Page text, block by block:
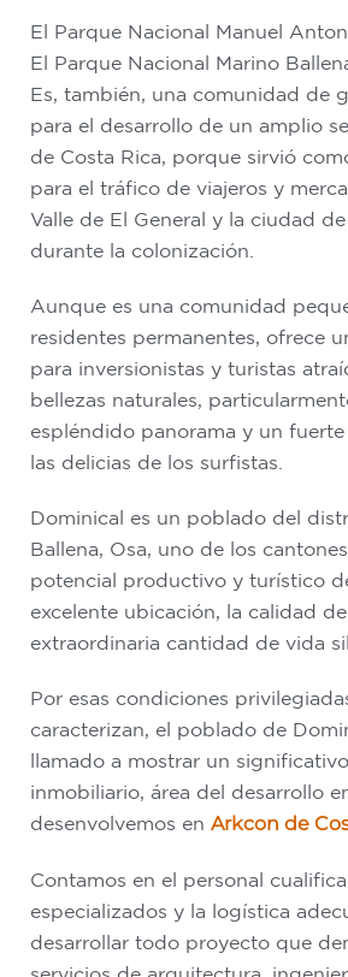
El Parque Nacional Manuel
El Parque Nacional Marino
Es, también, una comunidad de
para el desarrollo de un amplio
de Costa Rica, porque sirvió
para el tráfico de viajeros y
Valle de El General y la ciudad
durante la colonización.
Aunque es una comunidad
residentes permanentes, ofrece
para inversionistas y turistas
bellezas naturales,
espléndido panorama y un
las delicias de los surfistas.
Dominical es un poblado del
Ballena, Osa, uno de los
potencial productivo y turístico
excelente ubicación, la calidad
extraordinaria cantidad de vida
Por esas condiciones
caracterizan, el poblado de
llamado a mostrar un
inmobiliario, área del desarrollo
desenvolvemos en Arkcon de
Contamos en el personal
especializados y la logística
desarrollar todo proyecto que